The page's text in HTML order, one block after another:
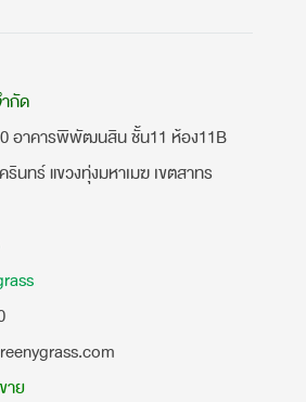
กัด
อาคารพิพัฒนสิน ชั้น11 ห้อง11B
นทร์ แขวงทุ่งมหาเมฆ เขตสาทร
าย